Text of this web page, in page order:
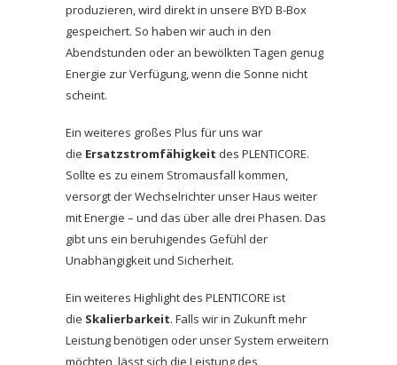
produzieren, wird direkt in unsere BYD B-Box
gespeichert. So haben wir auch in den
Abendstunden oder an bewölkten Tagen genug
Energie zur Verfügung, wenn die Sonne nicht
scheint.
Ein weiteres großes Plus für uns war
die Ersatzstromfähigkeit des PLENTICORE.
Sollte es zu einem Stromausfall kommen,
versorgt der Wechselrichter unser Haus weiter
mit Energie – und das über alle drei Phasen. Das
gibt uns ein beruhigendes Gefühl der
Unabhängigkeit und Sicherheit.
Ein weiteres Highlight des PLENTICORE ist
die Skalierbarkeit. Falls wir in Zukunft mehr
Leistung benötigen oder unser System erweitern
möchten, lässt sich die Leistung des